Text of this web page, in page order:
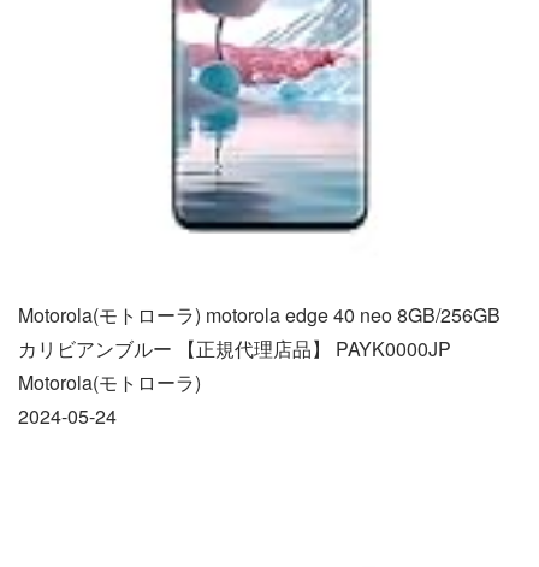
Motorola(モトローラ) motorola edge 40 neo 8GB/256GB
カリビアンブルー 【正規代理店品】 PAYK0000JP
Motorola(モトローラ)
2024-05-24